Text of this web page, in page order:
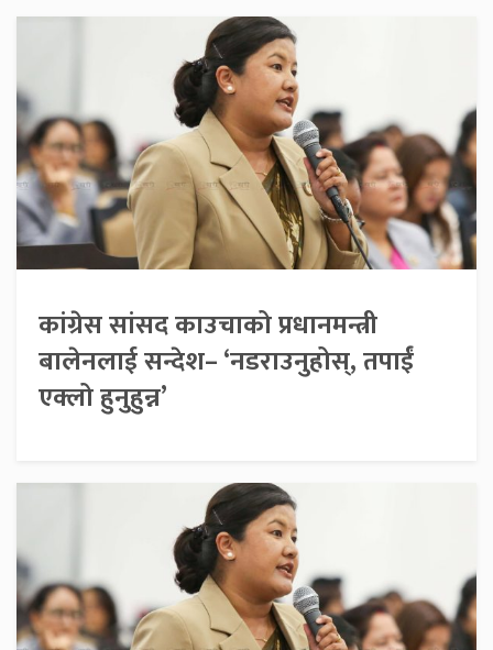
कांग्रेस सांसद काउचाको प्रधानमन्त्री
बालेनलाई सन्देश– ‘नडराउनुहोस्, तपाईं
एक्लो हुनुहुन्न’